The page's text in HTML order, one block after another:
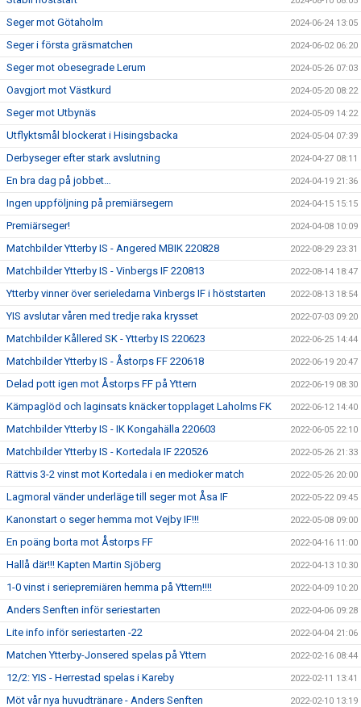
Seger mot Götaholm 2024-06-24 13:05
Seger i första gräsmatchen 2024-06-02 06:20
Seger mot obesegrade Lerum 2024-05-26 07:03
Oavgjort mot Västkurd 2024-05-20 08:22
Seger mot Utbynäs 2024-05-09 14:22
Utflyktsmål blockerat i Hisingsbacka 2024-05-04 07:39
Derbyseger efter stark avslutning 2024-04-27 08:11
En bra dag på jobbet… 2024-04-19 21:36
Ingen uppföljning på premiärsegern 2024-04-15 15:15
Premiärseger! 2024-04-08 10:09
Matchbilder Ytterby IS - Angered MBIK 220828 2022-08-29 23:31
Matchbilder Ytterby IS - Vinbergs IF 220813 2022-08-14 18:47
Ytterby vinner över serieledarna Vinbergs IF i höststarten 2022-08-13 18:54
YIS avslutar våren med tredje raka krysset 2022-07-03 09:20
Matchbilder Kållered SK - Ytterby IS 220623 2022-06-25 14:44
Matchbilder Ytterby IS - Åstorps FF 220618 2022-06-19 20:47
Delad pott igen mot Åstorps FF på Yttern 2022-06-19 08:30
Kämpaglöd och laginsats knäcker topplaget Laholms FK 2022-06-12 14:40
Matchbilder Ytterby IS - IK Kongahälla 220603 2022-06-05 22:10
Matchbilder Ytterby IS - Kortedala IF 220526 2022-05-26 21:33
Rättvis 3-2 vinst mot Kortedala i en medioker match 2022-05-26 20:00
Lagmoral vänder underläge till seger mot Åsa IF 2022-05-22 09:45
Kanonstart o seger hemma mot Vejby IF!!! 2022-05-08 09:00
En poäng borta mot Åstorps FF 2022-04-16 11:00
Hallå där!!! Kapten Martin Sjöberg 2022-04-13 10:30
1-0 vinst i seriepremiären hemma på Yttern!!!! 2022-04-09 10:20
Anders Senften inför seriestarten 2022-04-06 09:28
Lite info inför seriestarten -22 2022-04-04 21:06
Matchen Ytterby-Jonsered spelas på Yttern 2022-02-16 08:44
12/2: YIS - Herrestad spelas i Kareby 2022-02-11 13:41
Möt vår nya huvudtränare - Anders Senften 2022-02-10 13:19